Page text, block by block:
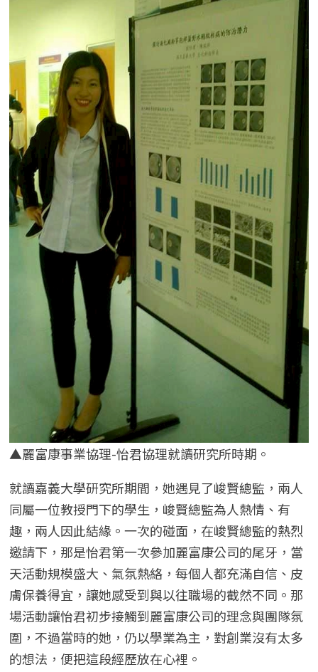
▲麗富康事業協理-怡君協理就讀研究所時期。
就讀嘉義大學研究所期間，她遇見了峻賢總監，兩人
同屬一位教授門下的學生，峻賢總監為人熱情、有
趣，兩人因此結緣。一次的碰面，在峻賢總監的熱烈
邀請下，那是怡君第一次參加麗富康公司的尾牙，當
天活動規模盛大、氣氛熱絡，每個人都充滿自信、皮
膚保養得宜，讓她感受到與以往職場的截然不同。那
場活動讓怡君初步接觸到麗富康公司的理念與團隊氛
圍，不過當時的她，仍以學業為主，對創業沒有太多
的想法，便把這段經歷放在心裡。